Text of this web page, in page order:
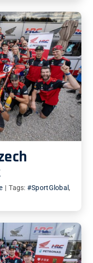
| Tags: #SportGlobal,